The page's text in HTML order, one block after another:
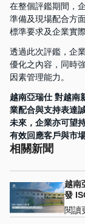
在整個評鑑期間，
準備及現場配合方
標準要求及企業實
透過此次評鑑，企
優化之內容，同時
因素管理能力。
越南亞瑞仕 對越南
業配合與支持表達誠
未來，企業亦可望
有效回應客戶與市
相關新聞
越南
發
閱讀